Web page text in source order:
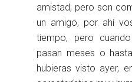
amistad, pero son
un amigo, por ahí
tiempo, pero
pasan meses o
hubieras visto ayer,